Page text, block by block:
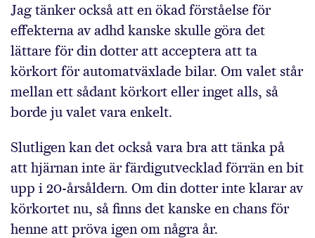
Jag tänker också att en ökad förståelse för
effekterna av adhd kanske skulle göra det
lättare för din dotter att acceptera att ta
körkort för automatväxlade bilar. Om valet står
mellan ett sådant körkort eller inget alls, så
borde ju valet vara enkelt.
Slutligen kan det också vara bra att tänka på
att hjärnan inte är färdigutvecklad förrän en bit
upp i 20-årsåldern. Om din dotter inte klarar av
körkortet nu, så finns det kanske en chans för
henne att pröva igen om några år.